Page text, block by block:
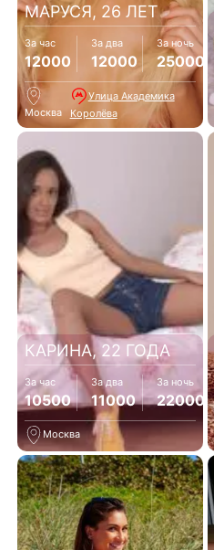
МАРУСЯ, 26 ЛЕТ
За час
12000
За два
12000
За ночь
25000
Москва
Улица Академика
Королёва
КАРИНА, 22 ГОДА
За час
10500
За два
11000
За ночь
22000
Москва